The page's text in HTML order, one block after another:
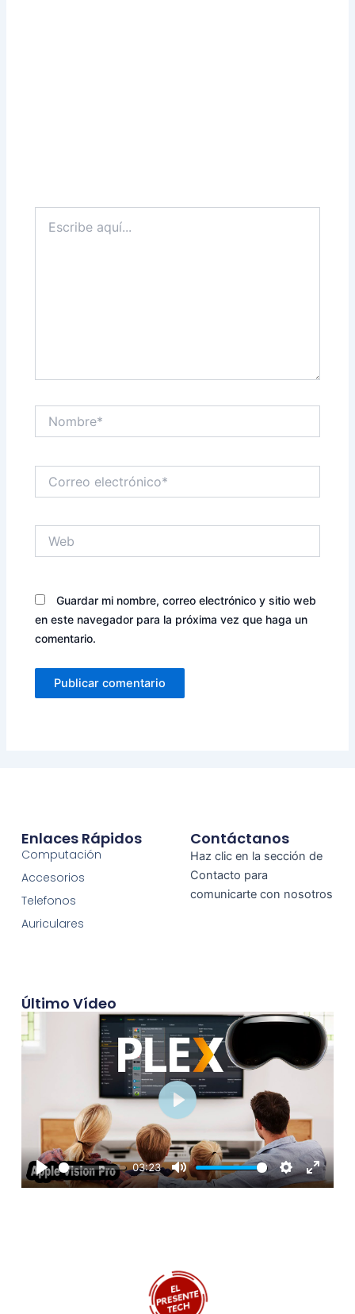
aquí...
electrónico*
Guardar mi nombre, correo electrónico y sitio web
en este navegador para la próxima vez que haga un
comentario.
Enlaces Rápidos
Computación
Accesorios
Telefonos
Auriculares
Contáctanos
Haz clic en la sección de
Contacto para
comunicarte con nosotros
Último Vídeo
Play
03:23
Mute Settings
Enter
Play